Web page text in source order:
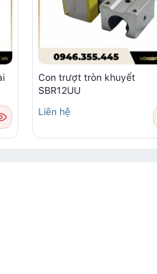
Con trượt tròn khuyết
SBR12UU
Liên hệ